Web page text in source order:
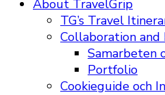
About TravelGrip
TG’s Travel
Collaboration and
Samarbeten
Portfolio
Cookieguide och